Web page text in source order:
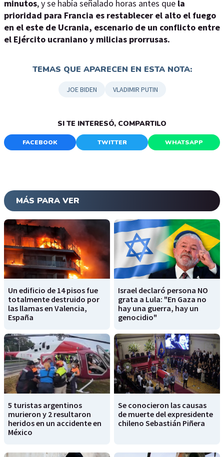
minutos, y se había señalado horas antes que la
prioridad para Francia es restablecer el alto el fuego
en el este de Ucrania, escenario de un conflicto entre
el Ejército ucraniano y milicias prorrusas.
TEMAS QUE APARECEN EN ESTA NOTA:
JOE BIDEN VLADIMIR PUTIN
SI TE INTERESÓ, COMPARTILO
FACEBOOK TWITTER WHATSAPP
MÁS PARA VER
Un edificio de 14 pisos fue
totalmente destruido por
las llamas en Valencia,
España
Israel declaró persona NO
grata a Lula: "En Gaza no
hay una guerra, hay un
genocidio"
5 turistas argentinos
murieron y 2 resultaron
heridos en un accidente en
México
Se conocieron las causas
de muerte del expresidente
chileno Sebastián Piñera